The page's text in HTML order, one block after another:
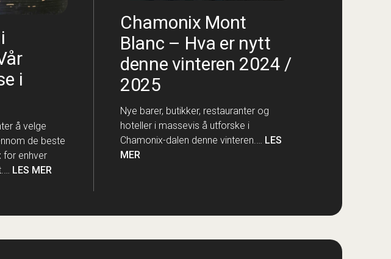
i
å velge
de beste
for enhver
LES MER
Chamonix Mont
Blanc – Hva er nytt
denne vinteren 2024 /
2025
Nye barer, butikker, restauranter og
hoteller i massevis å utforske i
Chamonix-dalen denne vinteren.… LES
MER